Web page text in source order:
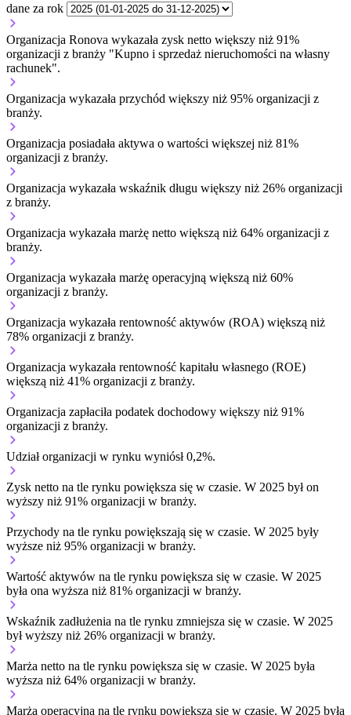
dane za rok
Organizacja Ronova wykazała zysk netto większy niż 91%
organizacji z branży "Kupno i sprzedaż nieruchomości na własny
rachunek".
Organizacja wykazała przychód większy niż 95% organizacji z
branży.
Organizacja posiadała aktywa o wartości większej niż 81%
organizacji z branży.
Organizacja wykazała wskaźnik długu większy niż 26% organizacji
z branży.
Organizacja wykazała marżę netto większą niż 64% organizacji z
branży.
Organizacja wykazała marżę operacyjną większą niż 60%
organizacji z branży.
Organizacja wykazała rentowność aktywów (ROA) większą niż
78% organizacji z branży.
Organizacja wykazała rentowność kapitału własnego (ROE)
większą niż 41% organizacji z branży.
Organizacja zapłaciła podatek dochodowy większy niż 91%
organizacji z branży.
Udział organizacji w rynku wyniósł 0,2%.
Zysk netto na tle rynku powiększa się w czasie. W 2025 był on
wyższy niż 91% organizacji w branży.
Przychody na tle rynku powiększają się w czasie. W 2025 były
wyższe niż 95% organizacji w branży.
Wartość aktywów na tle rynku powiększa się w czasie. W 2025
była ona wyższa niż 81% organizacji w branży.
Wskaźnik zadłużenia na tle rynku zmniejsza się w czasie. W 2025
był wyższy niż 26% organizacji w branży.
Marża netto na tle rynku powiększa się w czasie. W 2025 była
wyższa niż 64% organizacji w branży.
Marża operacyjna na tle rynku powiększa się w czasie. W 2025 była